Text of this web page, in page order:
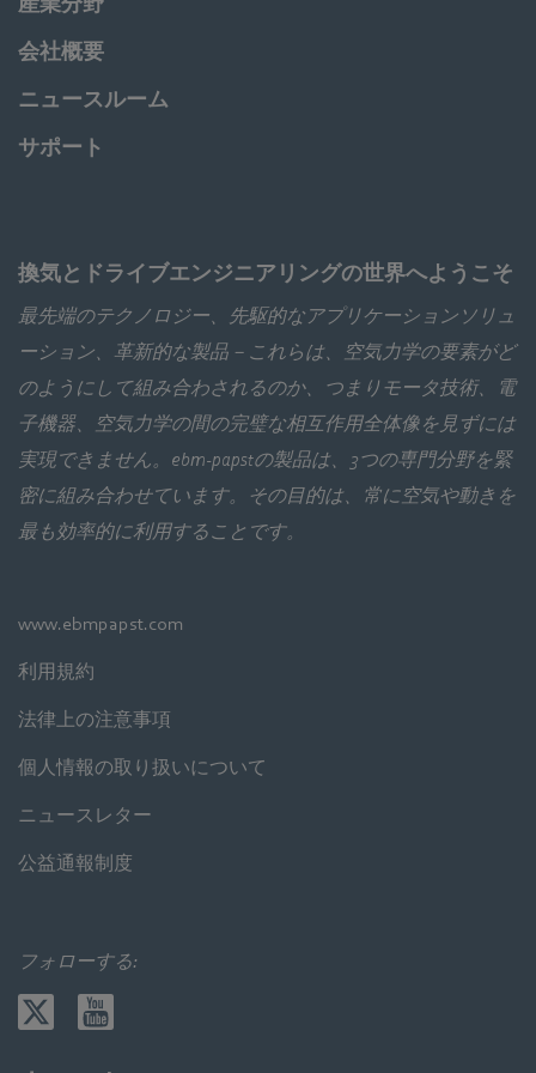
会社概要
ニュースルーム
サポート
換気とドライブエンジニアリングの世界へようこそ
最先端のテクノロジー、先駆的なアプリケーションソリュ
ーション、革新的な製品－これらは、空気力学の要素がど
のようにして組み合わされるのか、つまりモータ技術、電
子機器、空気力学の間の完璧な相互作用全体像を見ずには
実現できません。ebm‑papstの製品は、3つの専門分野を緊
密に組み合わせています。その目的は、常に空気や動きを
最も効率的に利用することです。
www.ebmpapst.com
利用規約
法律上の注意事項
個人情報の取り扱いについて
ニュースレター
公益通報制度
フォローする: